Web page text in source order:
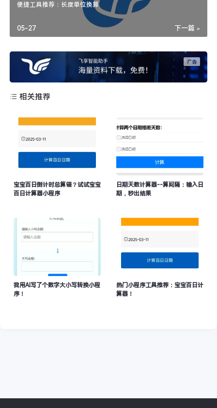
便捷工具推荐：长度单位换算
下一篇 »
05-27
相关推荐
宝宝百日倒计时总算错？试试宝宝
百日计算器小程序
日期天数计算器--算间隔：输入日
期，秒出结果
我用AI写了个数字大小写转换小程
序！
热门小程序工具推荐：宝宝百日计
算器！